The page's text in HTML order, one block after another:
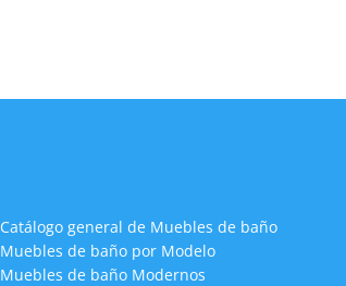
Catálogo general de Muebles de baño
Muebles de baño por Modelo
Muebles de baño Modernos